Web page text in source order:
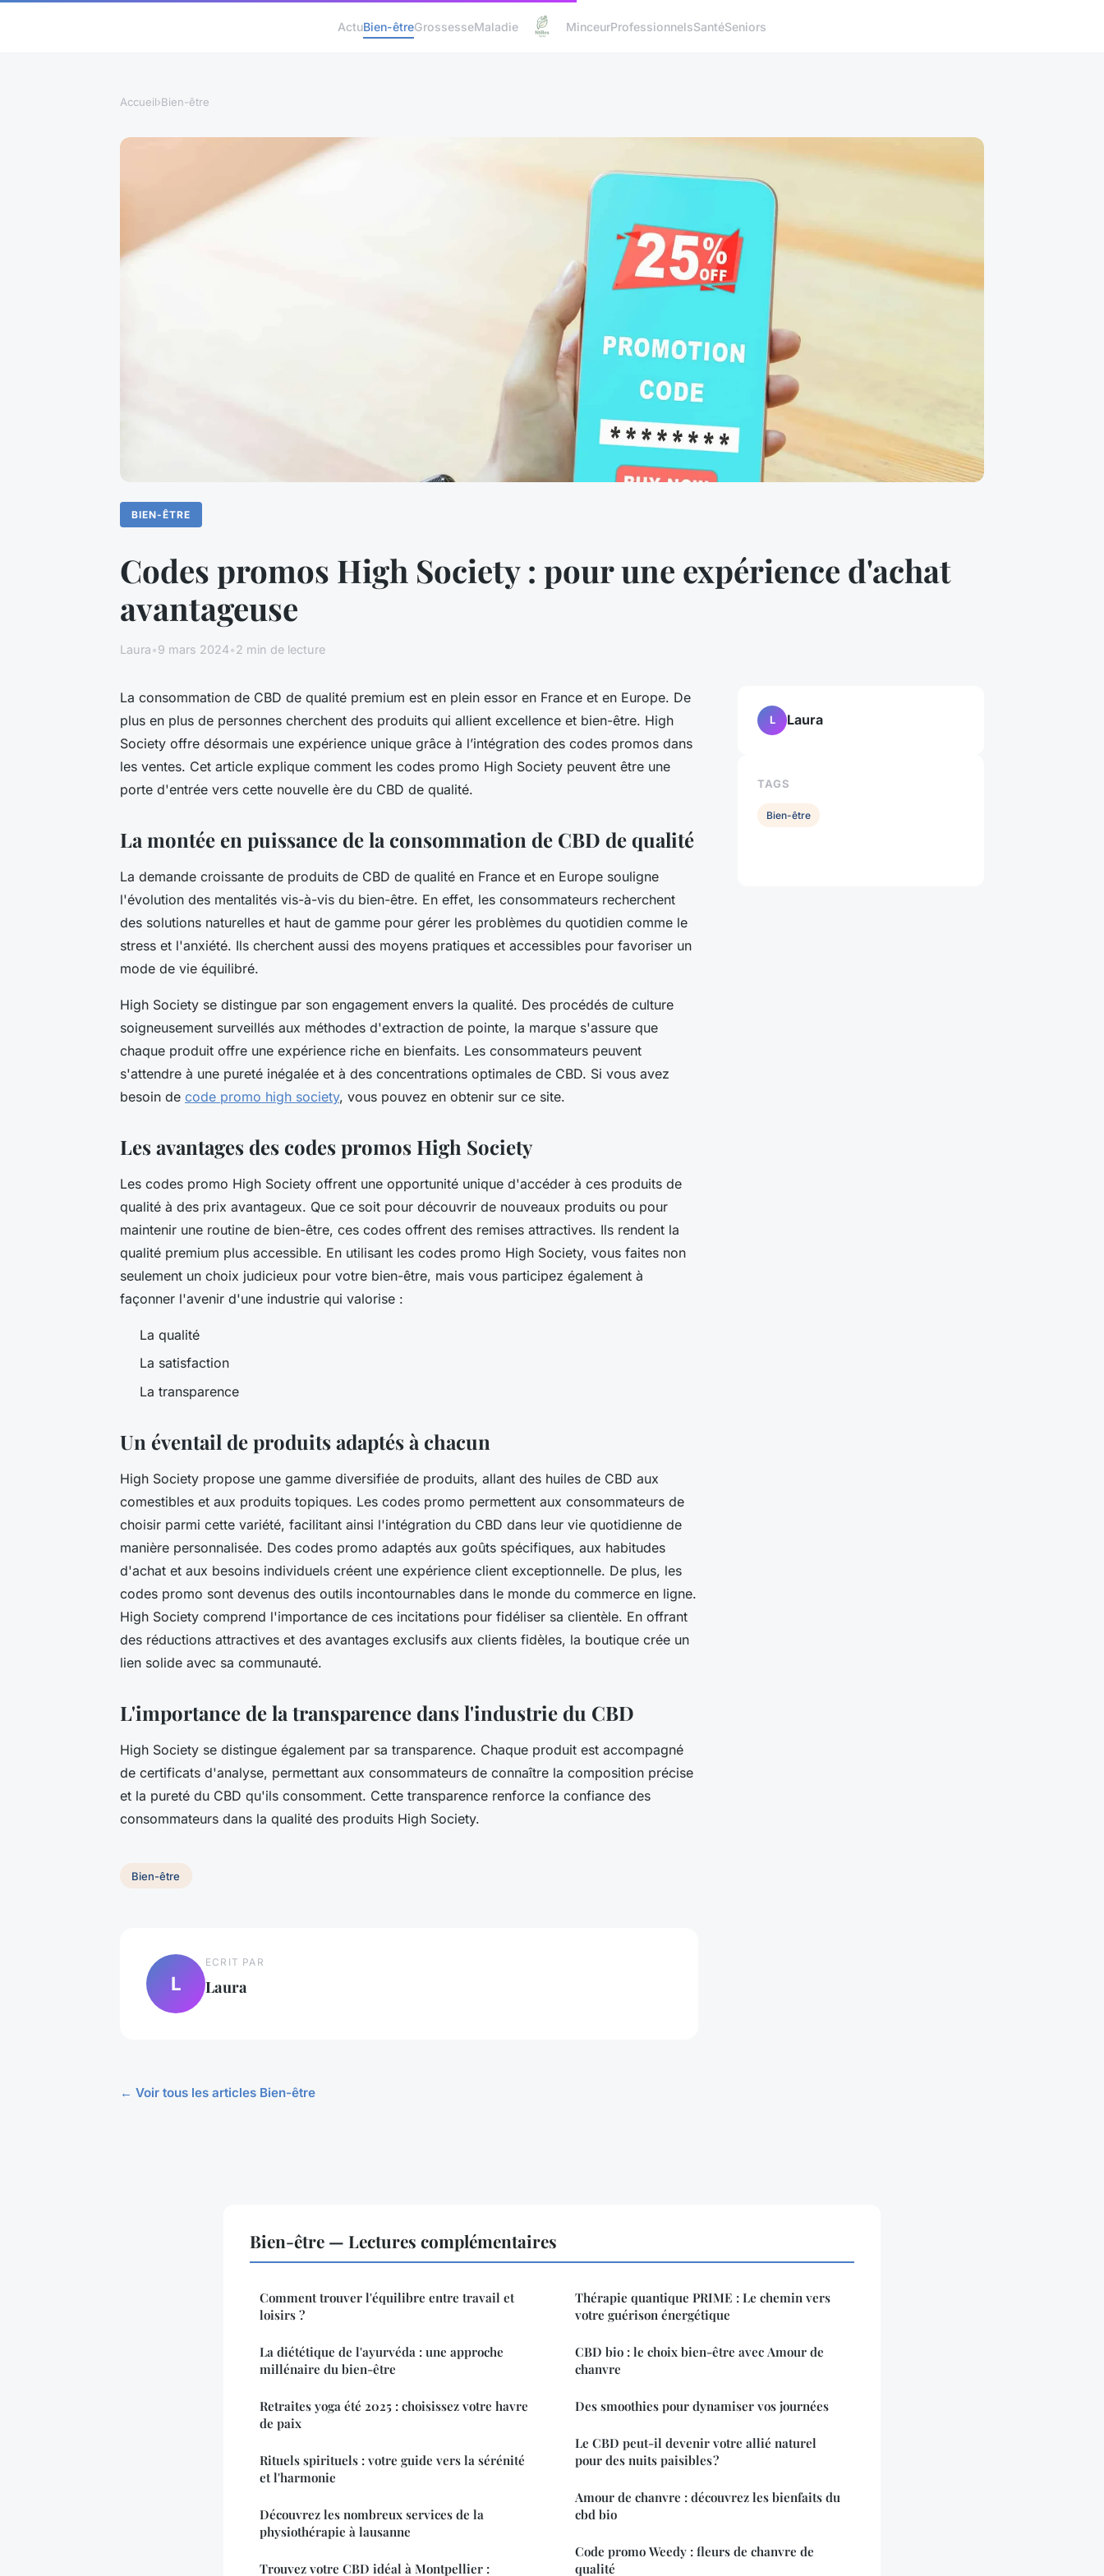
ActuBien-êtreGrossesseMaladie MinceurProfessionnelsSantéSeniors
Accueil›Bien-être
BIEN-ÊTRE
Codes promos High Society : pour une expérience d'achat
avantageuse
Laura•9 mars 2024•2 min de lecture
La consommation de CBD de qualité premium est en plein essor en France et en Europe. De
plus en plus de personnes cherchent des produits qui allient excellence et bien-être. High
Society offre désormais une expérience unique grâce à l’intégration des codes promos dans
les ventes. Cet article explique comment les codes promo High Society peuvent être une
porte d'entrée vers cette nouvelle ère du CBD de qualité.
La montée en puissance de la consommation de CBD de qualité
La demande croissante de produits de CBD de qualité en France et en Europe souligne
l'évolution des mentalités vis-à-vis du bien-être. En effet, les consommateurs recherchent
des solutions naturelles et haut de gamme pour gérer les problèmes du quotidien comme le
stress et l'anxiété. Ils cherchent aussi des moyens pratiques et accessibles pour favoriser un
mode de vie équilibré.
High Society se distingue par son engagement envers la qualité. Des procédés de culture
soigneusement surveillés aux méthodes d'extraction de pointe, la marque s'assure que
chaque produit offre une expérience riche en bienfaits. Les consommateurs peuvent
s'attendre à une pureté inégalée et à des concentrations optimales de CBD. Si vous avez
besoin de code promo high society, vous pouvez en obtenir sur ce site.
Les avantages des codes promos High Society
Les codes promo High Society offrent une opportunité unique d'accéder à ces produits de
qualité à des prix avantageux. Que ce soit pour découvrir de nouveaux produits ou pour
maintenir une routine de bien-être, ces codes offrent des remises attractives. Ils rendent la
qualité premium plus accessible. En utilisant les codes promo High Society, vous faites non
seulement un choix judicieux pour votre bien-être, mais vous participez également à
façonner l'avenir d'une industrie qui valorise :
La qualité
La satisfaction
La transparence
Un éventail de produits adaptés à chacun
High Society propose une gamme diversifiée de produits, allant des huiles de CBD aux
comestibles et aux produits topiques. Les codes promo permettent aux consommateurs de
choisir parmi cette variété, facilitant ainsi l'intégration du CBD dans leur vie quotidienne de
manière personnalisée. Des codes promo adaptés aux goûts spécifiques, aux habitudes
d'achat et aux besoins individuels créent une expérience client exceptionnelle. De plus, les
codes promo sont devenus des outils incontournables dans le monde du commerce en ligne.
High Society comprend l'importance de ces incitations pour fidéliser sa clientèle. En offrant
des réductions attractives et des avantages exclusifs aux clients fidèles, la boutique crée un
lien solide avec sa communauté.
L'importance de la transparence dans l'industrie du CBD
High Society se distingue également par sa transparence. Chaque produit est accompagné
de certificats d'analyse, permettant aux consommateurs de connaître la composition précise
et la pureté du CBD qu'ils consomment. Cette transparence renforce la confiance des
consommateurs dans la qualité des produits High Society.
Bien-être
L
ECRIT PAR
Laura
← Voir tous les articles Bien-être
L Laura
TAGS
Bien-être
Bien-être — Lectures complémentaires
Comment trouver l'équilibre entre travail et
loisirs ?
La diététique de l'ayurvéda : une approche
millénaire du bien-être
Retraites yoga été 2025 : choisissez votre havre
de paix
Rituels spirituels : votre guide vers la sérénité
et l'harmonie
Découvrez les nombreux services de la
physiothérapie à lausanne
Trouvez votre CBD idéal à Montpellier :
Thérapie quantique PRIME : Le chemin vers
votre guérison énergétique
CBD bio : le choix bien-être avec Amour de
chanvre
Des smoothies pour dynamiser vos journées
Le CBD peut-il devenir votre allié naturel
pour des nuits paisibles ?
Amour de chanvre : découvrez les bienfaits du
cbd bio
Code promo Weedy : fleurs de chanvre de
qualité